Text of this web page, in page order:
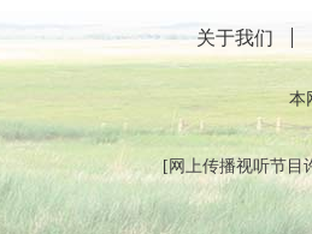
关于我们
本
[ 网上传播视听节目